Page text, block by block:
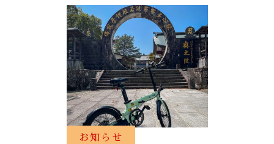
お知らせ